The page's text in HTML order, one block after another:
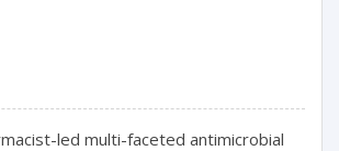
led multi-faceted antimicrobial